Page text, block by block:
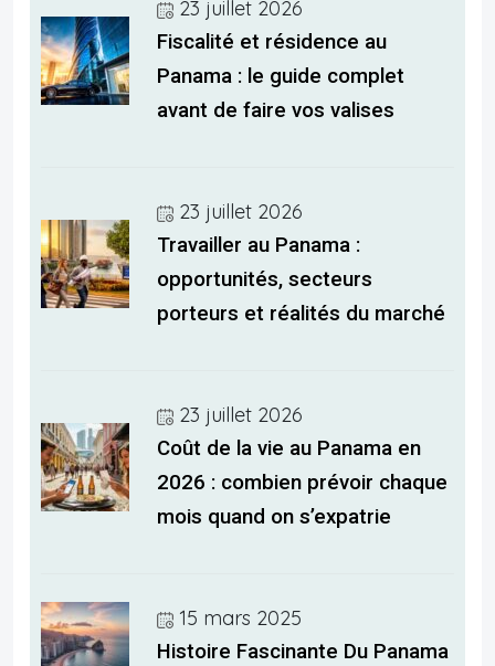
23 juillet 2026
Fiscalité et résidence au
Panama : le guide complet
avant de faire vos valises
23 juillet 2026
Travailler au Panama :
opportunités, secteurs
porteurs et réalités du marché
23 juillet 2026
Coût de la vie au Panama en
2026 : combien prévoir chaque
mois quand on s’expatrie
15 mars 2025
Histoire Fascinante Du Panama